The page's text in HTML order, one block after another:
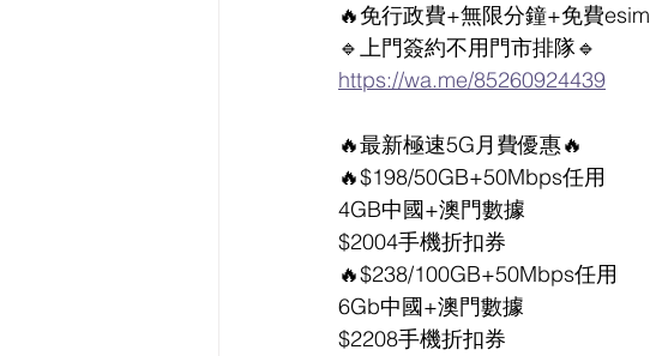
🔥免行政費+無限分鐘+免費esim
🔹上門簽約不用門市排隊🔹
https://wa.me/85260924439
🔥最新極速5G月費優惠🔥
🔥$198/50GB+50Mbps任用
4GB中國+澳門數據
$2004手機折扣券
🔥$238/100GB+50Mbps任用
6Gb中國+澳門數據
$2208手機折扣券